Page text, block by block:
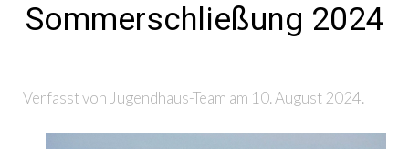
Sommerschließung 2024
Verfasst von Jugendhaus-Team am 10. August 2024.